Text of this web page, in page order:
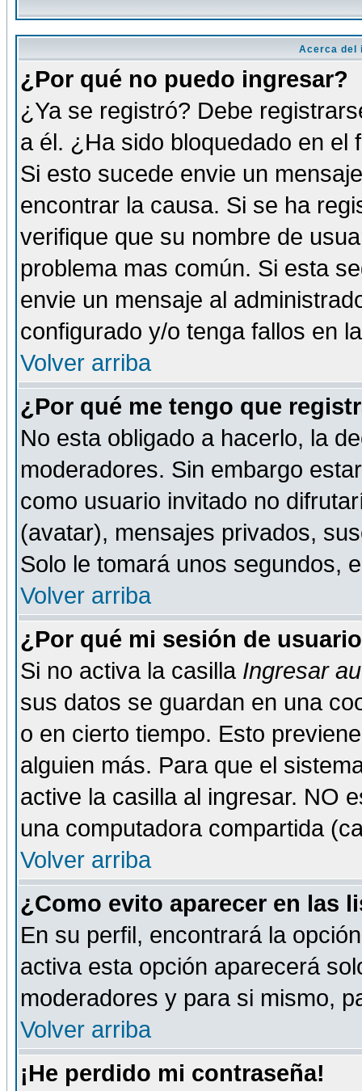
Acerca del
¿Por qué no puedo ingresar?
¿Ya se registró? Debe
a él. ¿Ha sido bloquedado en
Si esto sucede envie un
encontrar la causa. Si se ha
verifique que su nombre de
problema mas común. Si esta
envie un mensaje al
configurado y/o tenga fallos en
Volver arriba
¿Por qué me tengo que
No esta obligado a hacerlo, la
moderadores. Sin embargo
como usuario invitado no
(avatar), mensajes privados,
Solo le tomará unos segundos,
Volver arriba
¿Por qué mi sesión de
Si no activa la casilla Ingresar
sus datos se guardan en una
o en cierto tiempo. Esto
alguien más. Para que el
active la casilla al ingresar. NO
una computadora compartida
Volver arriba
¿Como evito aparecer en las
En su perfil, encontrará la
activa esta opción aparecerá
moderadores y para si mismo,
Volver arriba
¡He perdido mi contraseña!